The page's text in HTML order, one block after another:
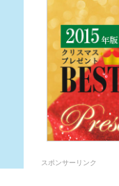
スポンサーリンク